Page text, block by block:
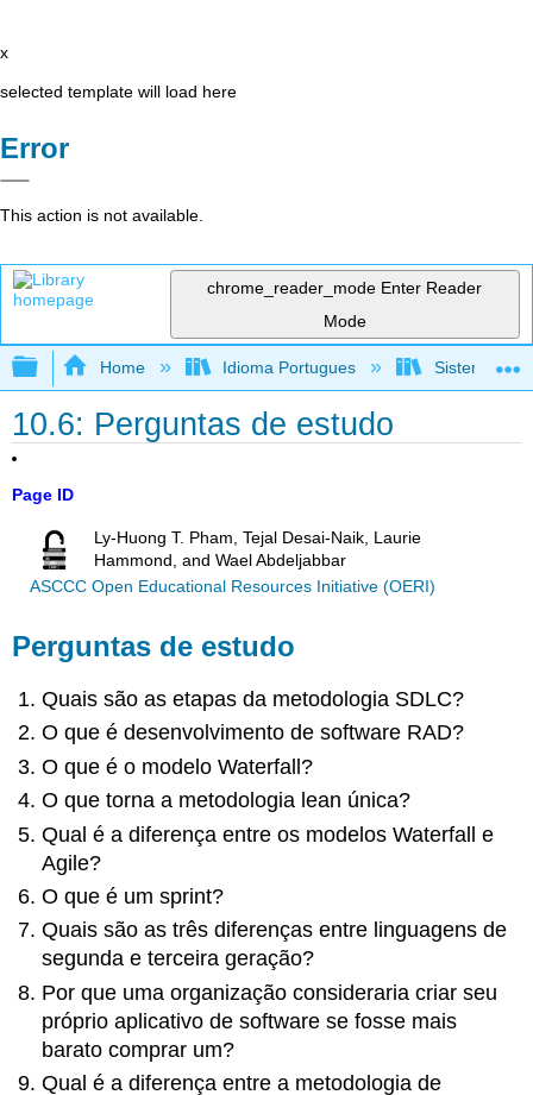
x
selected template will load here
Error
This action is not available.
chrome_reader_mode Enter Reader
Mode
Expand/collapse global hierarchy
Home Idioma Portugues Sistemas
10.6: Perguntas de estudo
Page ID
Ly-Huong T. Pham, Tejal Desai-Naik, Laurie
Hammond, and Wael Abdeljabbar
ASCCC Open Educational Resources Initiative (OERI)
Perguntas de estudo
Quais são as etapas da metodologia SDLC?
O que é desenvolvimento de software RAD?
O que é o modelo Waterfall?
O que torna a metodologia lean única?
Qual é a diferença entre os modelos Waterfall e
Agile?
O que é um sprint?
Quais são as três diferenças entre linguagens de
segunda e terceira geração?
Por que uma organização consideraria criar seu
próprio aplicativo de software se fosse mais
barato comprar um?
Qual é a diferença entre a metodologia de